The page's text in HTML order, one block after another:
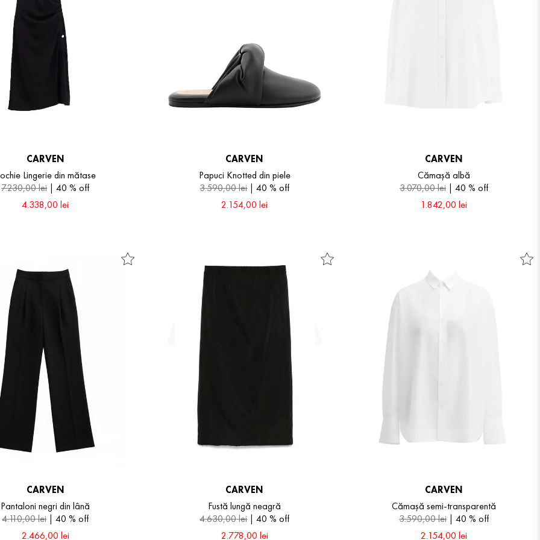
CARVEN
Lingerie din mătase
7.230,00lei 40 % off
4.338,00 lei
CARVEN
Papuci Knotted din piele
3.590,00lei 40 % off
2.154,00 lei
CARVEN
Cămașă albă
3.070,00lei 40 % off
1.842,00 lei
CARVEN
Pantaloni negri din lână
4.110,00lei 40 % off
2.466,00 lei
CARVEN
Fustă lungă neagră
4.630,00lei 40 % off
2.778,00 lei
CARVEN
Cămașă semi-transparentă
3.590,00lei 40 % off
2.154,00 lei